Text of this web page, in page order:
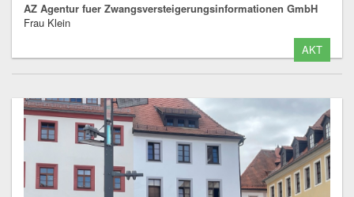
AZ Agentur fuer Zwangsversteigerungsinformationen GmbH
Frau Klein
AKT